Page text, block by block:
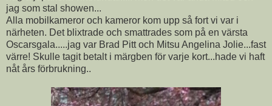
jag som stal showen...
Alla mobilkameror och kameror kom upp så fort vi var i
närheten. Det blixtrade och smattrades som på en värsta
Oscarsgala.....jag var Brad Pitt och Mitsu Angelina Jolie...fast
värre! Skulle tagit betalt i märgben för varje kort...hade vi haft
nåt års förbrukning..